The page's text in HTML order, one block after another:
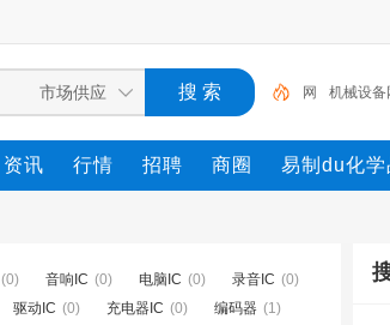
网 机械设备
业设备 陶瓷
资讯 行情 招聘 商圈 易制du化学
(0) 音响IC (0) 电脑IC (0) 录音IC (0)
驱动IC (0) 充电器IC (0) 编码器 (1)